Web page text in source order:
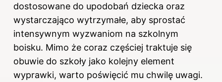
dostosowane do upodobań dziecka oraz
wystarczająco wytrzymałe, aby sprostać
intensywnym wyzwaniom na szkolnym
boisku. Mimo że coraz częściej traktuje się
obuwie do szkoły jako kolejny element
wyprawki, warto poświęcić mu chwilę uwagi.